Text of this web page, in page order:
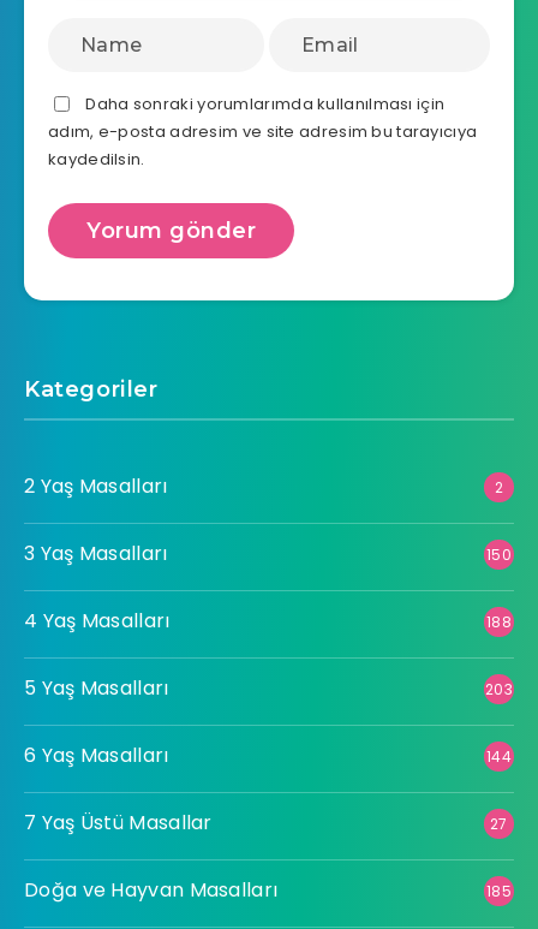
Daha sonraki yorumlarımda kullanılması için
adım, e-posta adresim ve site adresim bu tarayıcıya
kaydedilsin.
Kategoriler
2 Yaş Masalları 2
3 Yaş Masalları 150
4 Yaş Masalları 188
5 Yaş Masalları 203
6 Yaş Masalları 144
7 Yaş Üstü Masallar 27
Doğa ve Hayvan Masalları 185